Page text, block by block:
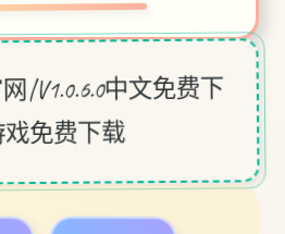
|V1.0.6.0中文免费下
免费下载